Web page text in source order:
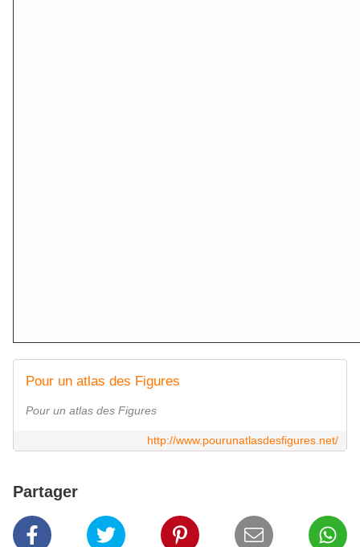
Pour un atlas des Figures
Pour un atlas des Figures
http://www.pourunatlasdesfigures.net/
Partager